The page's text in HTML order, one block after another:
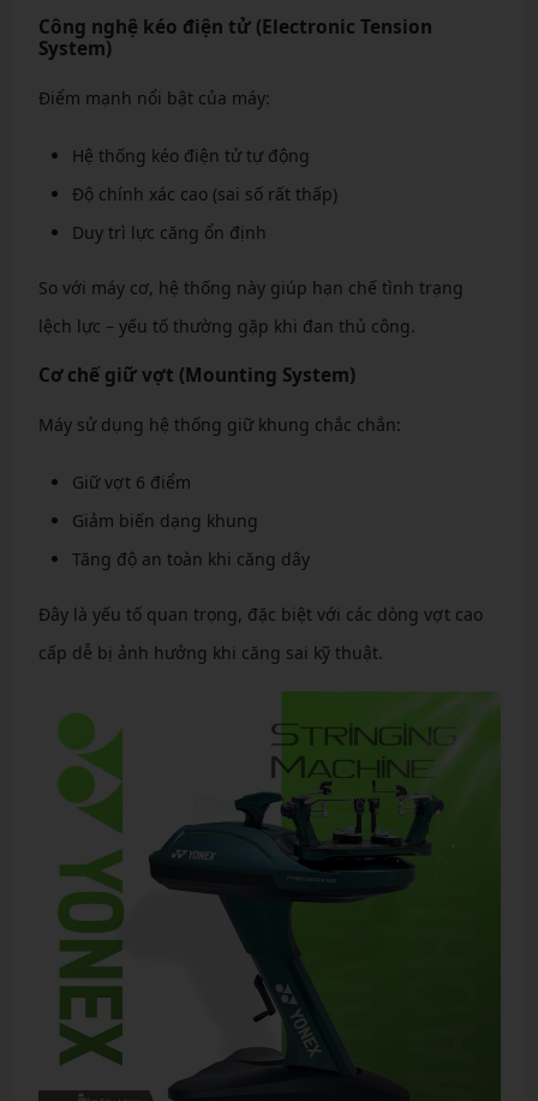
Công nghệ kéo điện tử (Electronic Tension
System)
Điểm mạnh nổi bật của máy:
Hệ thống kéo điện tử tự động
Độ chính xác cao (sai số rất thấp)
Duy trì lực căng ổn định
So với máy cơ, hệ thống này giúp hạn chế tình trạng
lệch lực – yếu tố thường gặp khi đan thủ công.
Cơ chế giữ vợt (Mounting System)
Máy sử dụng hệ thống giữ khung chắc chắn:
Giữ vợt 6 điểm
Giảm biến dạng khung
Tăng độ an toàn khi căng dây
Đây là yếu tố quan trọng, đặc biệt với các dòng vợt cao
cấp dễ bị ảnh hưởng khi căng sai kỹ thuật.